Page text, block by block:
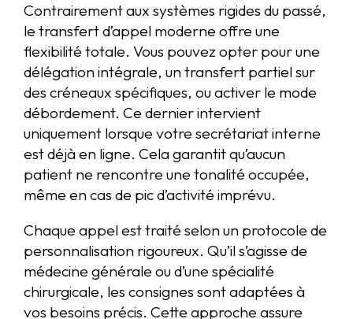
Contrairement aux systèmes rigides du passé,
le transfert d’appel moderne offre une
flexibilité totale. Vous pouvez opter pour une
délégation intégrale, un transfert partiel sur
des créneaux spécifiques, ou activer le mode
débordement. Ce dernier intervient
uniquement lorsque votre secrétariat interne
est déjà en ligne. Cela garantit qu’aucun
patient ne rencontre une tonalité occupée,
même en cas de pic d’activité imprévu.
Chaque appel est traité selon un protocole de
personnalisation rigoureux. Qu’il s’agisse de
médecine générale ou d’une spécialité
chirurgicale, les consignes sont adaptées à
vos besoins précis. Cette approche assure